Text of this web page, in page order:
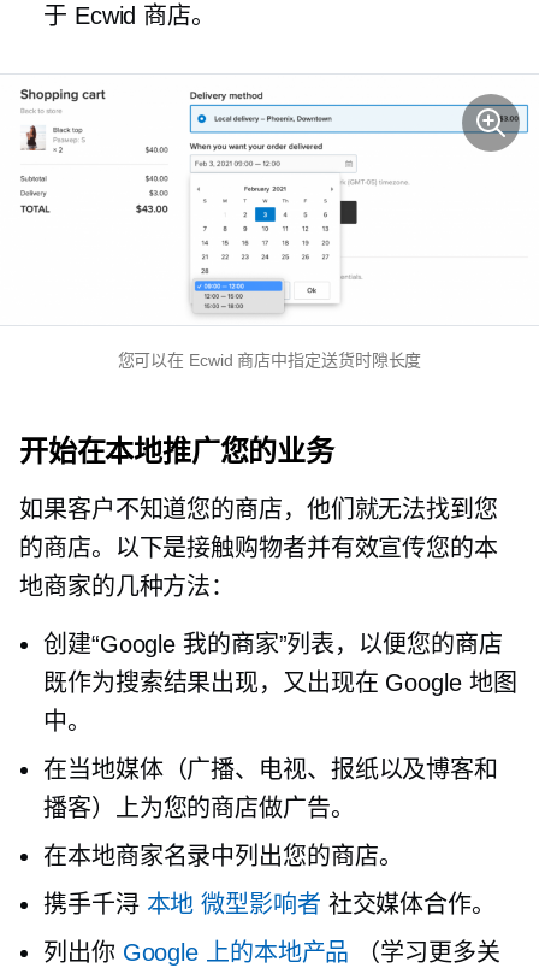
于 Ecwid 商店。
您可以在 Ecwid 商店中指定送货时隙长度
开始在本地推广您的业务
如果客户不知道您的商店，他们就无法找到您
的商店。以下是接触购物者并有效宣传您的本
地商家的几种方法：
创建“Google 我的商家”列表，以便您的商店
既作为搜索结果出现，又出现在 Google 地图
中。
在当地媒体（广播、电视、报纸以及博客和
播客）上为您的商店做广告。
在本地商家名录中列出您的商店。
携手千浔 本地微型影响者 社交媒体合作。
列出你 Google 上的本地产品 （学习更多关